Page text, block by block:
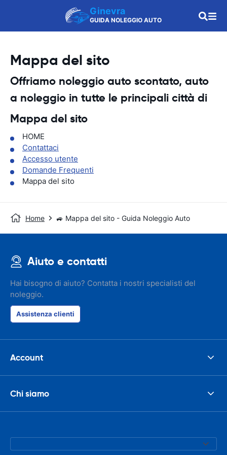
Ginevra
GUIDA NOLEGGIO AUTO
Mappa del sito
Offriamo noleggio auto scontato, auto
a noleggio in tutte le principali città di
Mappa del sito
HOME
Contattaci
Accesso utente
Domande Frequenti
Mappa del sito
Home 🚙 Mappa del sito - Guida Noleggio Auto
Aiuto e contatti
Hai bisogno di aiuto? Contatta i nostri specialisti del
noleggio.
Assistenza clienti
Account
Chi siamo